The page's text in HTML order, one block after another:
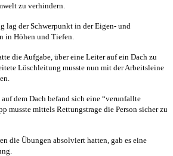
zu verhindern.
lag der Schwerpunkt in der Eigen- und
in Höhen und Tiefen.
die Aufgabe, über eine Leiter auf ein Dach zu
Löschleitung musste nun mit der Arbeitsleine
dem Dach befand sich eine “verunfallte
musste mittels Rettungstrage die Person sicher zu
die Übungen absolviert hatten, gab es eine